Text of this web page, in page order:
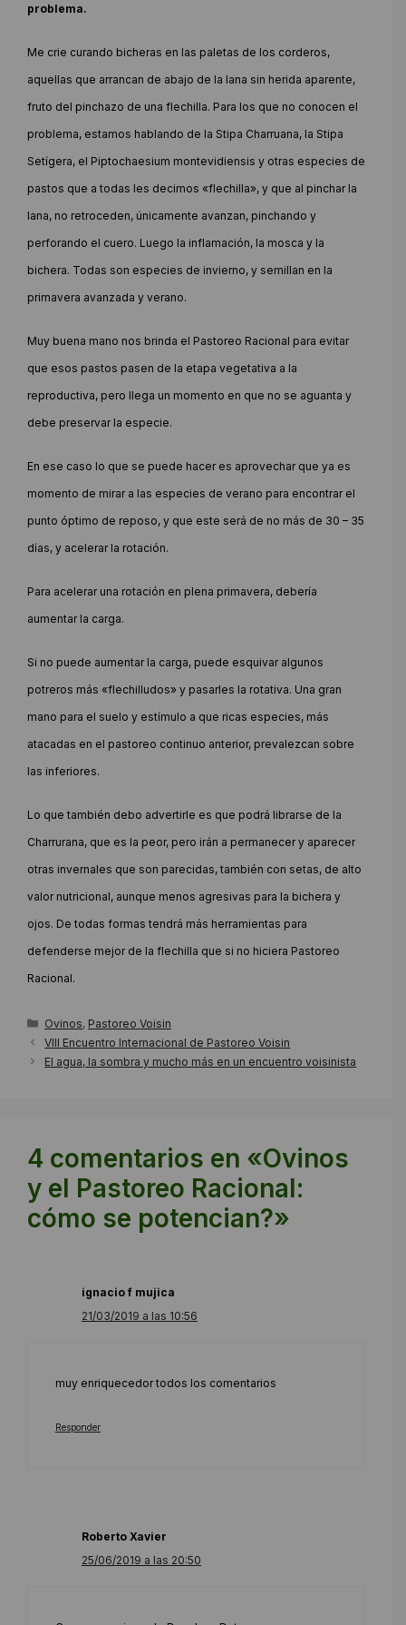
problema.
Me crie curando bicheras en las paletas de los corderos,
aquellas que arrancan de abajo de la lana sin herida aparente,
fruto del pinchazo de una flechilla. Para los que no conocen el
problema, estamos hablando de la Stipa Charruana, la Stipa
Setígera, el Piptochaesium montevidiensis y otras especies de
pastos que a todas les decimos «flechilla», y que al pinchar la
lana, no retroceden, únicamente avanzan, pinchando y
perforando el cuero. Luego la inflamación, la mosca y la
bichera. Todas son especies de invierno, y semillan en la
primavera avanzada y verano.
Muy buena mano nos brinda el Pastoreo Racional para evitar
que esos pastos pasen de la etapa vegetativa a la
reproductiva, pero llega un momento en que no se aguanta y
debe preservar la especie.
En ese caso lo que se puede hacer es aprovechar que ya es
momento de mirar a las especies de verano para encontrar el
punto óptimo de reposo, y que este será de no más de 30 – 35
días, y acelerar la rotación.
Para acelerar una rotación en plena primavera, debería
aumentar la carga.
Si no puede aumentar la carga, puede esquivar algunos
potreros más «flechilludos» y pasarles la rotativa. Una gran
mano para el suelo y estímulo a que ricas especies, más
atacadas en el pastoreo continuo anterior, prevalezcan sobre
las inferiores.
Lo que también debo advertirle es que podrá librarse de la
Charrurana, que es la peor, pero irán a permanecer y aparecer
otras invernales que son parecidas, también con setas, de alto
valor nutricional, aunque menos agresivas para la bichera y
ojos. De todas formas tendrá más herramientas para
defenderse mejor de la flechilla que si no hiciera Pastoreo
Racional.
Categorías
Ovinos, Pastoreo Voisin
VIII Encuentro Internacional de Pastoreo Voisin
El agua, la sombra y mucho más en un encuentro voisinista
4 comentarios en «Ovinos
y el Pastoreo Racional:
cómo se potencian?»
ignacio f mujica
21/03/2019 a las 10:56
muy enriquecedor todos los comentarios
Responder
Roberto Xavier
25/06/2019 a las 20:50